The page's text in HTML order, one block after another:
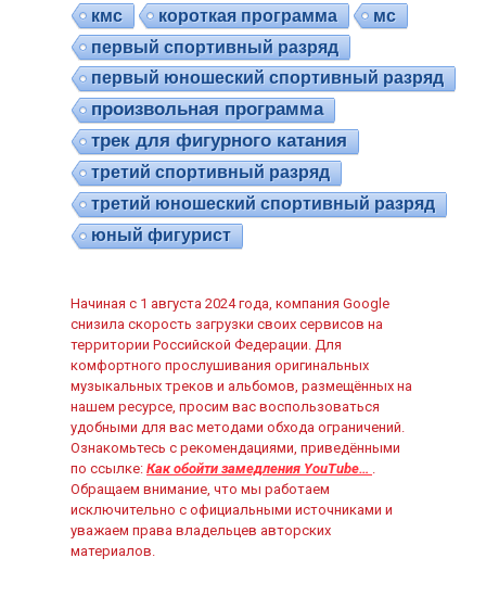
кмс короткая программа
мс
первый спортивный разряд
первый юношеский спортивный разряд
произвольная программа
трек для фигурного катания
третий спортивный разряд
третий юношеский спортивный разряд
юный фигурист
Начиная с 1 августа 2024 года, компания Google
снизила скорость загрузки своих сервисов на
территории Российской Федерации. Для
комфортного прослушивания оригинальных
музыкальных треков и альбомов, размещённых на
нашем ресурсе, просим вас воспользоваться
удобными для вас методами обхода ограничений.
Ознакомьтесь с рекомендациями, приведёнными
по ссылке: Как обойти замедления YouTube… .
Обращаем внимание, что мы работаем
исключительно с официальными источниками и
уважаем права владельцев авторских
материалов.